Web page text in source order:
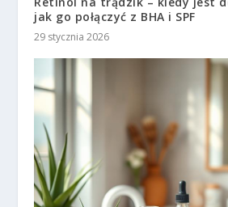
jak go połączyć z BHA i SPF
29 stycznia 2026